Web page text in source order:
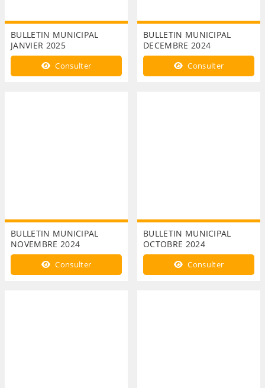
BULLETIN MUNICIPAL
JANVIER 2025
Consulter
BULLETIN MUNICIPAL
DECEMBRE 2024
Consulter
BULLETIN MUNICIPAL
NOVEMBRE 2024
Consulter
BULLETIN MUNICIPAL
OCTOBRE 2024
Consulter